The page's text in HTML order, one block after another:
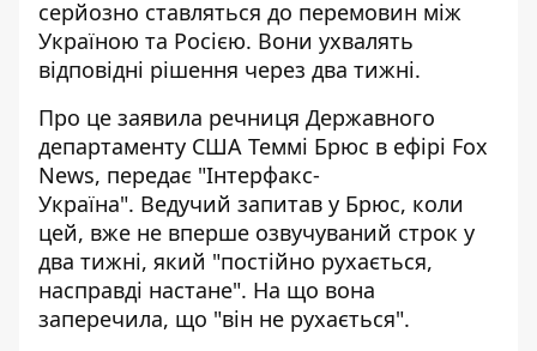
серйозно ставляться до перемовин між
Україною та Росією. Вони ухвалять
відповідні рішення через два тижні.
Про це заявила речниця Державного
департаменту США Теммі Брюс в ефірі Fox
News, передає "Інтерфакс-
Україна". Ведучий запитав у Брюс, коли
цей, вже не вперше озвучуваний строк у
два тижні, який "постійно рухається,
насправді настане". На що вона
заперечила, що "він не рухається".